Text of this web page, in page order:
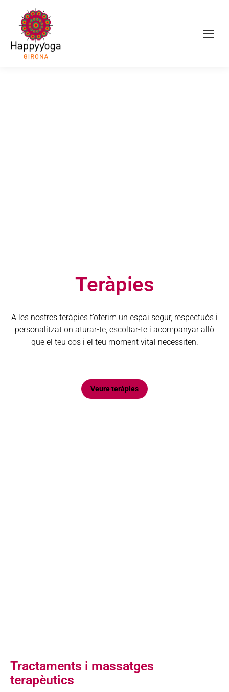
Teràpies
A les nostres teràpies t’oferim un espai segur, respectuós i
personalitzat on aturar-te, escoltar-te i acompanyar allò
que el teu cos i el teu moment vital necessiten.
Veure teràpies
Tractaments i massatges
terapèutics